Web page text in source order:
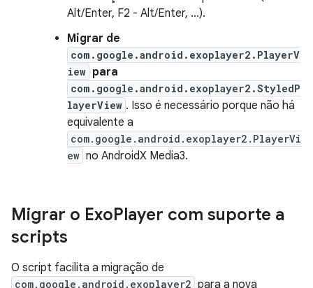
Alt/Enter, F2 - Alt/Enter, ...).
Migrar de
com.google.android.exoplayer2.PlayerV
iew para
com.google.android.exoplayer2.StyledP
layerView . Isso é necessário porque não há
equivalente a
com.google.android.exoplayer2.PlayerVi
ew no AndroidX Media3.
Migrar o ExoPlayer com suporte a
scripts
O script facilita a migração de
com.google.android.exoplayer2 para a nova